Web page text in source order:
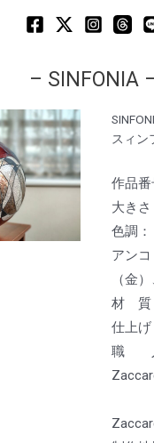
– SINFONIA
スィン
作品番
大き
色調
アン
（金
材 質
仕上げ
職 人